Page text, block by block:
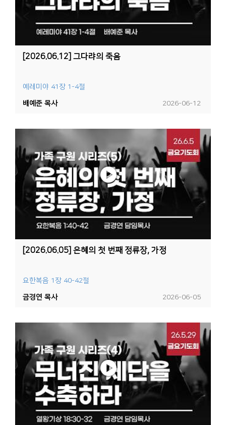
[2026.06.12] 그다랴의 죽음
예레미야 41장 1-4절
2026-06-12
배예준 목사
[2026.06.05] 은혜의 첫 번째 정류장, 가정
요한복음 1장 40-42절
2026-06-05
금경연 목사